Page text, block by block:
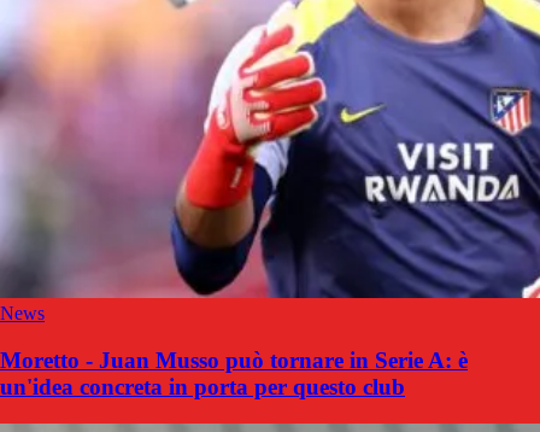
News
Moretto - Juan Musso può tornare in Serie A: è
un'idea concreta in porta per questo club